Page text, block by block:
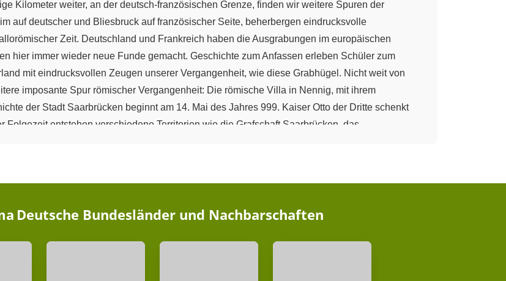
Kilometer weiter, an der deutsch-französischen Grenze, finden wir weitere Spuren der
auf deutscher und Bliesbruck auf französischer Seite, beherbergen eindrucksvolle
Zeit. Deutschland und Frankreich haben die Ausgrabungen im europäischen
hier immer wieder neue Funde gemacht. Geschichte zum Anfassen erleben Schüler zum
mit eindrucksvollen Zeugen unserer Vergangenheit, wie diese Grabhügel. Nicht weit von
imposante Spur römischer Vergangenheit: Die römische Villa in Nennig, mit ihrem
der Stadt Saarbrücken beginnt am 14. Mai des Jahres 999. Kaiser Otto der Dritte schenkt
Folgezeit entstehen verschiedene Territorien wie die Grafschaft Saarbrücken, das
Wappen auf dem Grund der Farben Schwarz, Rot, Gold der Bundesrepublik Deutschland.
Auf dem berühmten Wiener Kongress wird das Saarland unter den Königreichen Preußen
Deutsche Bundesländer und Nachbarschaften